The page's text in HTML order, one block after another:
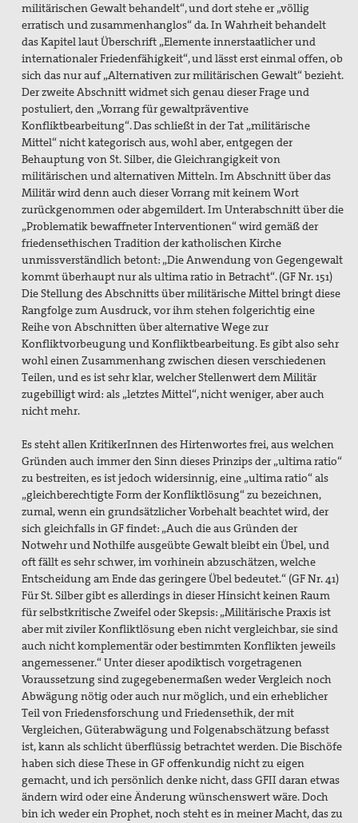
militärischen Gewalt behandelt“, und dort stehe er „völlig
erratisch und zusammenhanglos“ da. In Wahrheit behandelt
das Kapitel laut Überschrift „Elemente innerstaatlicher und
internationaler Friedenfähigkeit“, und lässt erst einmal offen, ob
sich das nur auf „Alternativen zur militärischen Gewalt“ bezieht.
Der zweite Abschnitt widmet sich genau dieser Frage und
postuliert, den „Vorrang für gewaltpräventive
Konfliktbearbeitung“. Das schließt in der Tat „militärische
Mittel“ nicht kategorisch aus, wohl aber, entgegen der
Behauptung von St. Silber, die Gleichrangigkeit von
militärischen und alternativen Mitteln. Im Abschnitt über das
Militär wird denn auch dieser Vorrang mit keinem Wort
zurückgenommen oder abgemildert. Im Unterabschnitt über die
„Problematik bewaffneter Interventionen“ wird gemäß der
friedensethischen Tradition der katholischen Kirche
unmissverständlich betont: „Die Anwendung von Gegengewalt
kommt überhaupt nur als ultima ratio in Betracht“. (GF Nr. 151)
Die Stellung des Abschnitts über militärische Mittel bringt diese
Rangfolge zum Ausdruck, vor ihm stehen folgerichtig eine
Reihe von Abschnitten über alternative Wege zur
Konfliktvorbeugung und Konfliktbearbeitung. Es gibt also sehr
wohl einen Zusammenhang zwischen diesen verschiedenen
Teilen, und es ist sehr klar, welcher Stellenwert dem Militär
zugebilligt wird: als „letztes Mittel“, nicht weniger, aber auch
nicht mehr.
Es steht allen KritikerInnen des Hirtenwortes frei, aus welchen
Gründen auch immer den Sinn dieses Prinzips der „ultima ratio“
zu bestreiten, es ist jedoch widersinnig, eine „ultima ratio“ als
„gleichberechtigte Form der Konfliktlösung“ zu bezeichnen,
zumal, wenn ein grundsätzlicher Vorbehalt beachtet wird, der
sich gleichfalls in GF findet: „Auch die aus Gründen der
Notwehr und Nothilfe ausgeübte Gewalt bleibt ein Übel, und
oft fällt es sehr schwer, im vorhinein abzuschätzen, welche
Entscheidung am Ende das geringere Übel bedeutet.“ (GF Nr. 41)
Für St. Silber gibt es allerdings in dieser Hinsicht keinen Raum
für selbstkritische Zweifel oder Skepsis: „Militärische Praxis ist
aber mit ziviler Konfliktlösung eben nicht vergleichbar, sie sind
auch nicht komplementär oder bestimmten Konflikten jeweils
angemessener.“ Unter dieser apodiktisch vorgetragenen
Voraussetzung sind zugegebenermaßen weder Vergleich noch
Abwägung nötig oder auch nur möglich, und ein erheblicher
Teil von Friedensforschung und Friedensethik, der mit
Vergleichen, Güterabwägung und Folgenabschätzung befasst
ist, kann als schlicht überflüssig betrachtet werden. Die Bischöfe
haben sich diese These in GF offenkundig nicht zu eigen
gemacht, und ich persönlich denke nicht, dass GFII daran etwas
ändern wird oder eine Änderung wünschenswert wäre. Doch
bin ich weder ein Prophet, noch steht es in meiner Macht, das zu